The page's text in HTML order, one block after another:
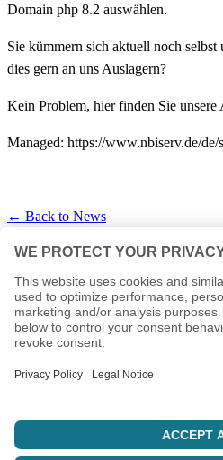
Domain php 8.2 auswählen.
Sie kümmern sich aktuell noch
dies gern an uns Auslagern?
Kein Problem, hier finden Sie unsere
Managed: https://www.nbiserv.de/de/
← Back to News
Your IT service provider from
and custom solutions since 2003.
Products
Company
About UsResellerReferences